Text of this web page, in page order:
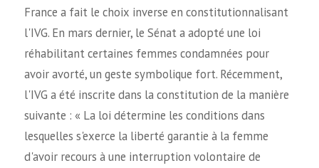
France a fait le choix inverse en constitutionnalisant
l'IVG. En mars dernier, le Sénat a adopté une loi
réhabilitant certaines femmes condamnées pour
avoir avorté, un geste symbolique fort. Récemment,
l'IVG a été inscrite dans la constitution de la manière
suivante : « La loi détermine les conditions dans
lesquelles s'exerce la liberté garantie à la femme
d'avoir recours à une interruption volontaire de